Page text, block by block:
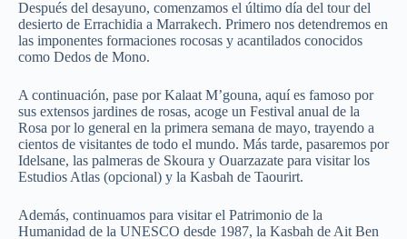
Después del desayuno, comenzamos el último día del tour del
desierto de Errachidia a Marrakech. Primero nos detendremos en
las imponentes formaciones rocosas y acantilados conocidos
como Dedos de Mono.
A continuación, pase por Kalaat M’gouna, aquí es famoso por
sus extensos jardines de rosas, acoge un Festival anual de la
Rosa por lo general en la primera semana de mayo, trayendo a
cientos de visitantes de todo el mundo. Más tarde, pasaremos por
Idelsane, las palmeras de Skoura y Ouarzazate para visitar los
Estudios Atlas (opcional) y la Kasbah de Taourirt.
Además, continuamos para visitar el Patrimonio de la
Humanidad de la UNESCO desde 1987, la Kasbah de Ait Ben